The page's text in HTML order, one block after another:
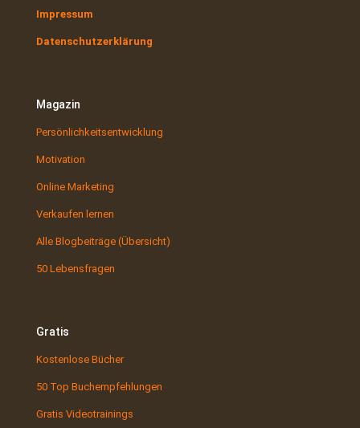
Impressum
Datenschutzerklärung
Magazin
Persönlichkeitsentwicklung
Motivation
Online Marketing
Verkaufen lernen
Alle Blogbeiträge (Übersicht)
50 Lebensfragen
Gratis
Kostenlose Bücher
50 Top Buchempfehlungen
Gratis Videotrainings